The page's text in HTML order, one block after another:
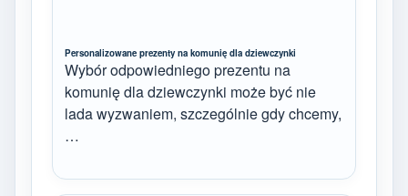
Personalizowane prezenty na komunię dla dziewczynki
Wybór odpowiedniego prezentu na
komunię dla dziewczynki może być nie
lada wyzwaniem, szczególnie gdy chcemy,
…